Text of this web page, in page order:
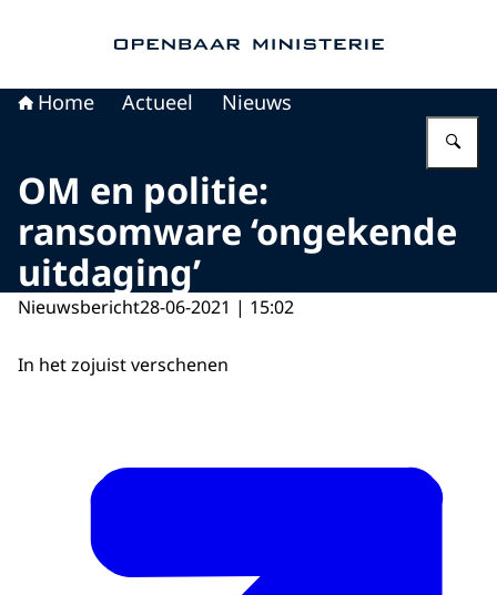
Home Actueel Nieuws
OM en politie:
ransomware ‘ongekende
uitdaging’
Nieuwsbericht28-06-2021 | 15:02
In het zojuist verschenen